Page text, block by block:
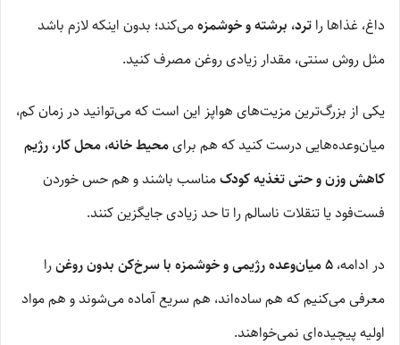
داغ، غذاها را ترد، برشته و خوشمزهمی‌کند؛ بدون اینکه لازم باشد
مثل روش سنتی، مقدار زیادی روغن مصرف کنید.
یکی از بزرگ‌ترین مزیت‌های هواپز این است که می‌توانید در زمان کم،
میان‌وعده‌هایی درست کنید که هم برایمحیط خانه، محل کار، رژیم
کاهش وزن و حتی تغذیه کودکمناسب باشند و هم حس خوردن
فست‌فود یا تنقلات ناسالم را تا حد زیادی جایگزین کنند.
در ادامه، ۵ میان‌وعده رژیمی و خوشمزه با سرخ‌کن بدون روغن
را
معرفی می‌کنیم که هم ساده‌اند، هم سریع آماده می‌شوند و هم مواد
اولیه پیچیده‌ای نمی‌خواهند.